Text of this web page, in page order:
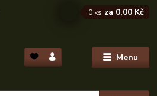
Menu
0 ks za 0,00 Kč